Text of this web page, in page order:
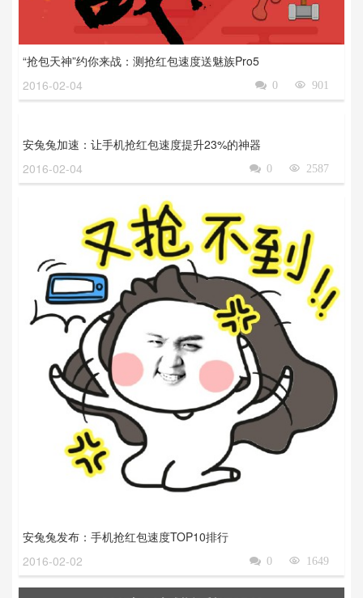
“抢包天神”约你来战：测抢红包速度送魅族Pro5
2016-02-04
901

0

安兔兔加速：让手机抢红包速度提升23%的神器
2016-02-04
2587

0

安兔兔发布：手机抢红包速度TOP10排行
2016-02-02
1649

0
